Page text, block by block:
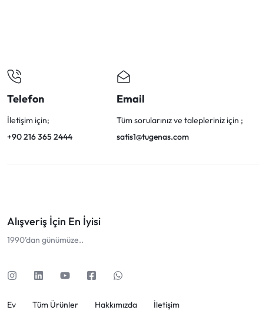
Telefon
İletişim için;
+90 216 365 2444
Email
Tüm sorularınız ve talepleriniz için ;
satis1@tugenas.com
Alışveriş İçin En İyisi
1990’dan günümüze..
Ev Tüm Ürünler Hakkımızda İletişim